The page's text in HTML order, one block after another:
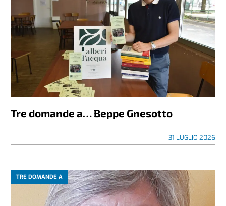
Tre domande a… Beppe Gnesotto
31 LUGLIO 2026
TRE DOMANDE A